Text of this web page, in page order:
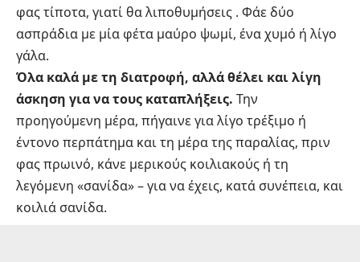
φας τίποτα, γιατί θα λιποθυμήσεις . Φάε δύο
ασπράδια με μία φέτα μαύρο ψωμί, ένα χυμό ή λίγο
γάλα.
Όλα καλά με τη διατροφή, αλλά θέλει και λίγη
άσκηση για να τους καταπλήξεις. Την
προηγούμενη μέρα, πήγαινε για λίγο τρέξιμο ή
έντονο περπάτημα και τη μέρα της παραλίας, πριν
φας πρωινό, κάνε μερικούς κοιλιακούς ή τη
λεγόμενη «σανίδα» – για να έχεις, κατά συνέπεια, και
κοιλιά σανίδα.